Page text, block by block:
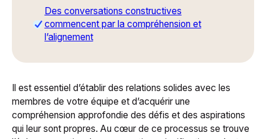
Des conversations constructives
commencent par la compréhension et
l’alignement
Il est essentiel d’établir des relations solides avec les
membres de votre équipe et d’acquérir une
compréhension approfondie des défis et des aspirations
qui leur sont propres. Au cœur de ce processus se trouve